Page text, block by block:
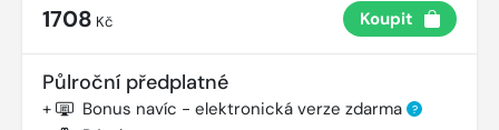
1708 Kč Koupit
Půlroční předplatné
+ Bonus navíc - elektronická verze zdarma ?